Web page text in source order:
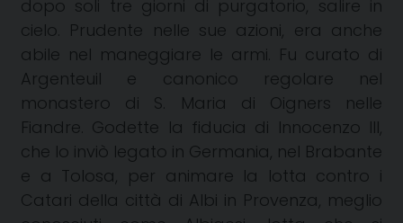
dopo soli tre giorni di purgatorio, salire in
cielo. Prudente nelle sue azioni, era anche
abile nel maneggiare le armi. Fu curato di
Argenteuil e canonico regolare nel
monastero di S. Maria di Oigners nelle
Fiandre. Godette la fiducia di Innocenzo III,
che lo inviò legato in Germania, nel Brabante
e a Tolosa, per animare la lotta contro i
Catari della città di Albi in Provenza, meglio